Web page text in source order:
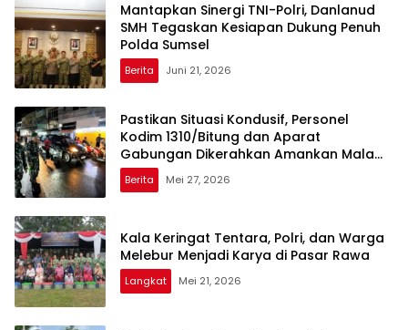
Mantapkan Sinergi TNI-Polri, Danlanud
SMH Tegaskan Kesiapan Dukung Penuh
Polda Sumsel
Berita Juni 21, 2026
Pastikan Situasi Kondusif, Personel
Kodim 1310/Bitung dan Aparat
Gabungan Dikerahkan Amankan Malam
Takbiran dan Sholat Idul Adha 1447 H
Berita Mei 27, 2026
Kala Keringat Tentara, Polri, dan Warga
Melebur Menjadi Karya di Pasar Rawa
Langkat Mei 21, 2026